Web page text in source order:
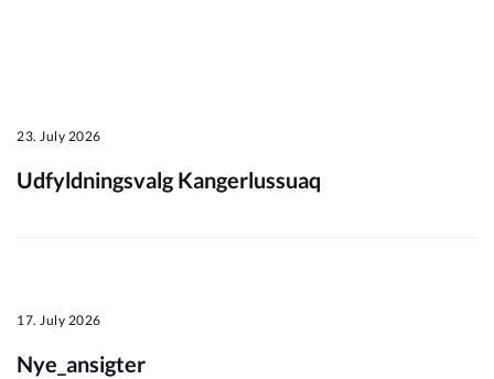
Kommuneplanen
23. July 2026
Udfyldningsvalg Kangerlussuaq
17. July 2026
Nye_ansigter